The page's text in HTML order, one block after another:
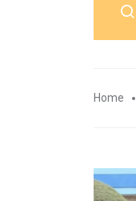
Home